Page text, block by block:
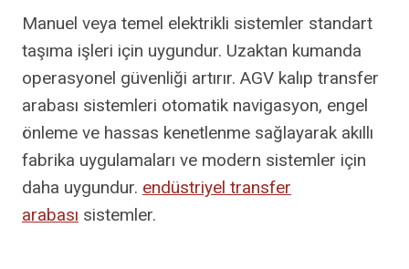
Manuel veya temel elektrikli sistemler standart
taşıma işleri için uygundur. Uzaktan kumanda
operasyonel güvenliği artırır. AGV kalıp transfer
arabası sistemleri otomatik navigasyon, engel
önleme ve hassas kenetlenme sağlayarak akıllı
fabrika uygulamaları ve modern sistemler için
daha uygundur. endüstriyel transfer
arabası sistemler.